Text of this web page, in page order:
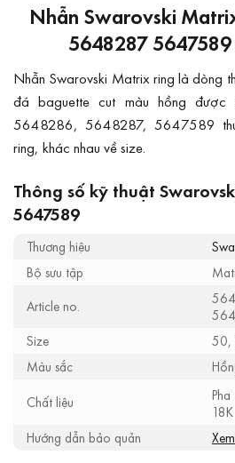
Nhẫn Swarovski
5648287 5647589
Nhẫn Swarovski Matrix ring là dòng
đá baguette cut màu hồng được
5648286, 5648287, 5647589
ring, khác nhau về size.
Thông số kỹ thuật
5647589
Thương hiệu
Bộ sưu tập
Article no.
Size
50,
Màu sắc
Chất liệu
18K
Hướng dẫn bảo quản